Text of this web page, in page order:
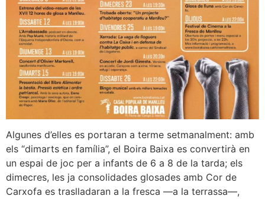
Algunes d’elles es portaran a terme setmanalment: amb
els “dimarts en família”, el Boira Baixa es convertirà en
un espai de joc per a infants de 6 a 8 de la tarda; els
dimecres, les ja consolidades glosades amb Cor de
Carxofa es traslladaran a la fresca —a la terrassa—,